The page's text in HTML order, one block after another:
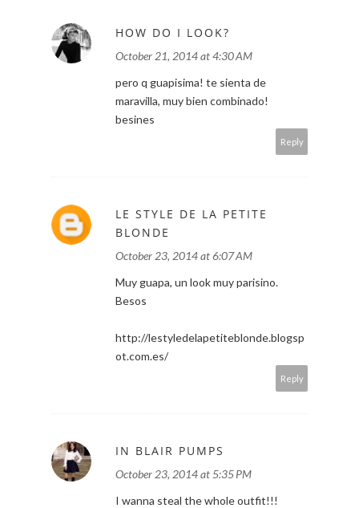
HOW DO I LOOK?
October 21, 2014 at 4:30 AM
pero q guapisima! te sienta de
maravilla, muy bien combinado!
besines
Reply
LE STYLE DE LA PETITE
BLONDE
October 23, 2014 at 6:07 AM
Muy guapa, un look muy parisino.
Besos
http://lestyledelapetiteblonde.blogsp
ot.com.es/
Reply
IN BLAIR PUMPS
October 23, 2014 at 5:35 PM
I wanna steal the whole outfit!!!